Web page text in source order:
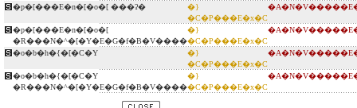
�p�[���E�n�[�o�[ ���ʔ�
�}
�C�P���E�x�C
�p�[���E�n�[�o�[
�R���N�^�[�Y�E�G�f�B�V����
�}
�C�P���E�x�C
�o�b�h�{�[�C�Y
�}
�C�P���E�x�C
�o�b�h�{�[�C�Y
�R���N�^�[�Y�E�G�f�B�V����
�}
�C�P���E�x�C